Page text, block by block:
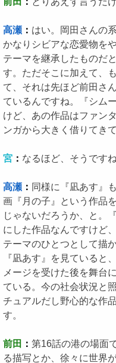
高瀬 ： はい。岡田さんの
かなりシビアな恋愛物を
テーマを継承したものだ
す。ただそこに加えて、
て、それは先ほど前田さ
ているんですね。『シム
けど、あの作品はファン
ンガから大きく借りてきて
宮 ： なるほど、そうですね
高瀬 ： 同様に『凪あす』
画『月の子』という作品
じゃないだろうか、と。
にした作品なんですけど
テーマのひとつとして描
『凪あす』を見ていると
メージを受けた後を舞台
ている。今の社会状況と
チュアルだし野心的な作
す。
前田 ： 第16話の港の場面
る描写とか、徐々に世界